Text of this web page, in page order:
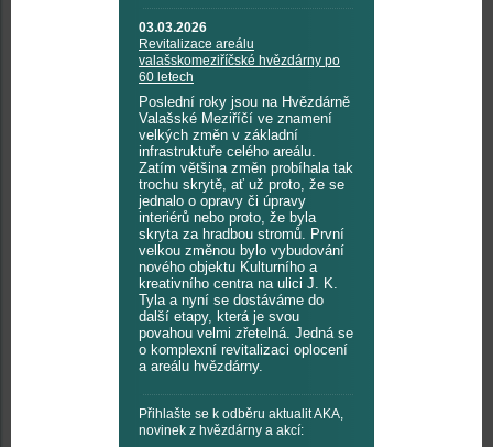
03.03.2026
Revitalizace areálu
valašskomeziříčské hvězdárny po
60 letech
Poslední roky jsou na Hvězdárně
Valašské Meziříčí ve znamení
velkých změn v základní
infrastruktuře celého areálu.
Zatím většina změn probíhala tak
trochu skrytě, ať už proto, že se
jednalo o opravy či úpravy
interiérů nebo proto, že byla
skryta za hradbou stromů. První
velkou změnou bylo vybudování
nového objektu Kulturního a
kreativního centra na ulici J. K.
Tyla a nyní se dostáváme do
další etapy, která je svou
povahou velmi zřetelná. Jedná se
o komplexní revitalizaci oplocení
a areálu hvězdárny.
Přihlašte se k odběru aktualit AKA,
novinek z hvězdárny a akcí: